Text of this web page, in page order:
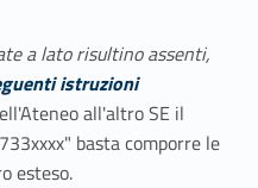
a lato risultino assenti,
istruzioni
all'altro SE il
basta comporre le
esteso.